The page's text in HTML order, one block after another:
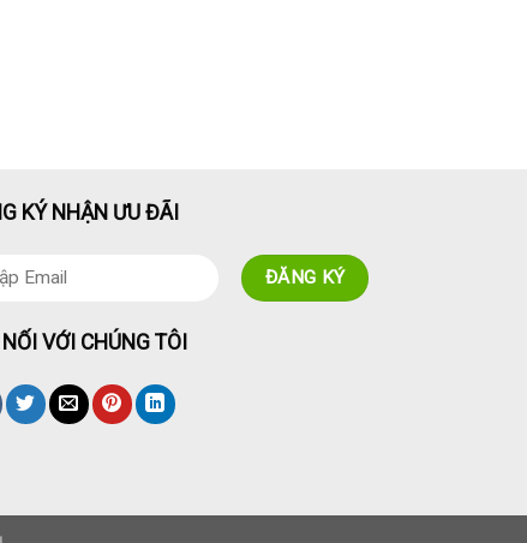
KÝ NHẬN ƯU ĐÃI
VỚI CHÚNG TÔI